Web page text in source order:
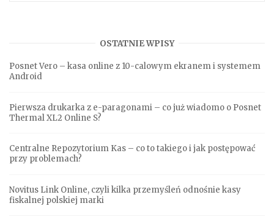
OSTATNIE WPISY
Posnet Vero – kasa online z 10-calowym ekranem i systemem
Android
Pierwsza drukarka z e-paragonami – co już wiadomo o Posnet
Thermal XL2 Online S?
Centralne Repozytorium Kas – co to takiego i jak postępować
przy problemach?
Novitus Link Online, czyli kilka przemyśleń odnośnie kasy
fiskalnej polskiej marki